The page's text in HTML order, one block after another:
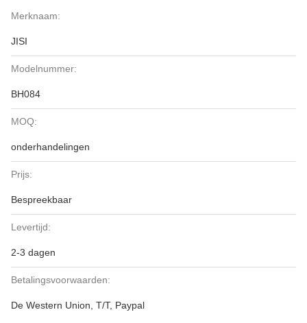
Merknaam:
JISI
Modelnummer:
BH084
MOQ:
onderhandelingen
Prijs:
Bespreekbaar
Levertijd:
2-3 dagen
Betalingsvoorwaarden:
De Western Union, T/T, Paypal